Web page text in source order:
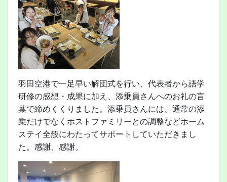
羽田空港で一足早い解団式を行い、代表者から語学
研修の感想・成果に加え、添乗員さんへのお礼の言
葉で締めくくりました。添乗員さんには、通常の添
乗だけでなくホストファミリーとの調整などホーム
ステイ全般にわたってサポートしていただきまし
た。感謝、感謝。